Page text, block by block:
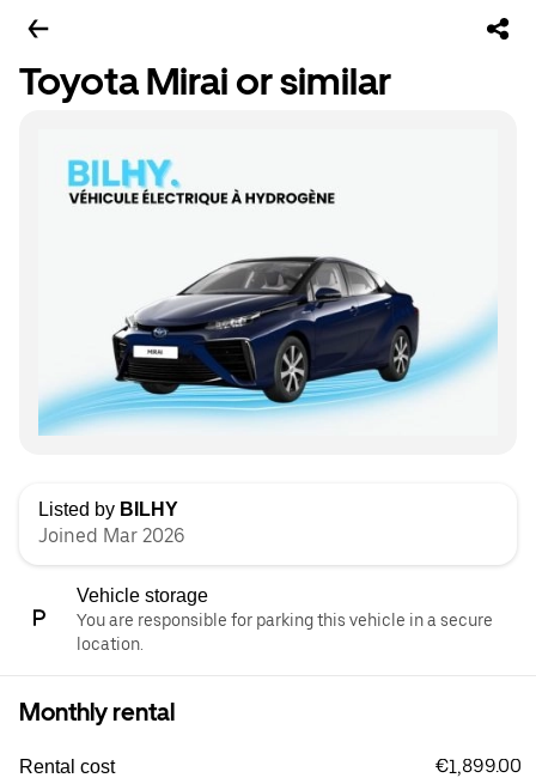
Toyota Mirai or similar
Listed by BILHY
Joined Mar 2026
Vehicle storage
You are responsible for parking this vehicle in a secure
location.
Monthly rental
Rental cost €1,899.00